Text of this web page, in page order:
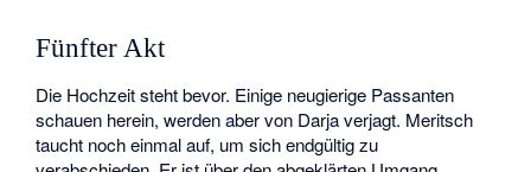
Fünfter Akt
Die Hochzeit steht bevor. Einige neugierige Passanten
schauen herein, werden aber von Darja verjagt. Meritsch
taucht noch einmal auf, um sich endgültig zu